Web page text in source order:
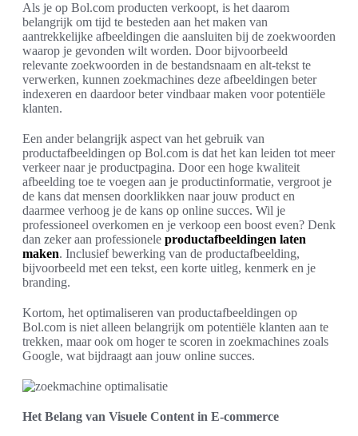
Als je op Bol.com producten verkoopt, is het daarom
belangrijk om tijd te besteden aan het maken van
aantrekkelijke afbeeldingen die aansluiten bij de zoekwoorden
waarop je gevonden wilt worden. Door bijvoorbeeld
relevante zoekwoorden in de bestandsnaam en alt-tekst te
verwerken, kunnen zoekmachines deze afbeeldingen beter
indexeren en daardoor beter vindbaar maken voor potentiële
klanten.
Een ander belangrijk aspect van het gebruik van
productafbeeldingen op Bol.com is dat het kan leiden tot meer
verkeer naar je productpagina. Door een hoge kwaliteit
afbeelding toe te voegen aan je productinformatie, vergroot je
de kans dat mensen doorklikken naar jouw product en
daarmee verhoog je de kans op online succes. Wil je
professioneel overkomen en je verkoop een boost even? Denk
dan zeker aan professionele productafbeeldingen laten
maken. Inclusief bewerking van de productafbeelding,
bijvoorbeeld met een tekst, een korte uitleg, kenmerk en je
branding.
Kortom, het optimaliseren van productafbeeldingen op
Bol.com is niet alleen belangrijk om potentiële klanten aan te
trekken, maar ook om hoger te scoren in zoekmachines zoals
Google, wat bijdraagt aan jouw online succes.
Het Belang van Visuele Content in E-commerce